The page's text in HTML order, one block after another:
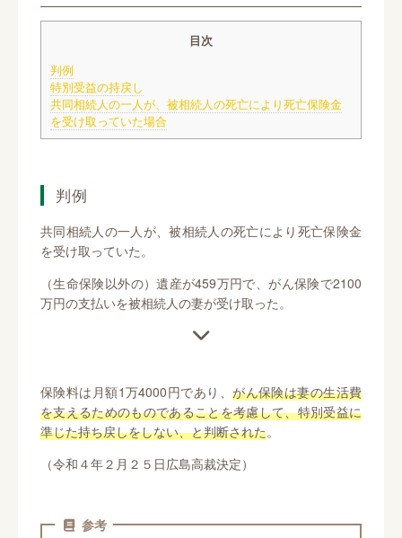
目次
判例
特別受益の持戻し
共同相続人の一人が、被相続人の死亡により死亡保険金
を受け取っていた場合
判例
共同相続人の一人が、被相続人の死亡により死亡保険金
を受け取っていた。
（生命保険以外の）遺産が459万円で、がん保険で2100
万円の支払いを被相続人の妻が受け取った。
保険料は月額1万4000円であり、がん保険は妻の生活費
を支えるためのものであることを考慮して、特別受益に
準じた持ち戻しをしない、と判断された。
（令和４年２月２５日広島高裁決定）
参考